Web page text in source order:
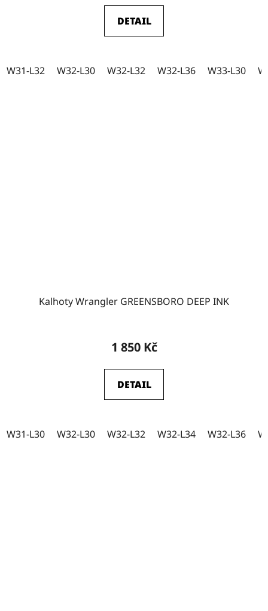
DETAIL
W31-L32 W32-L30 W32-L32 W32-L36 W33-L30
Kalhoty Wrangler GREENSBORO DEEP INK
1 850 Kč
DETAIL
W31-L30 W32-L30 W32-L32 W32-L34 W32-L36